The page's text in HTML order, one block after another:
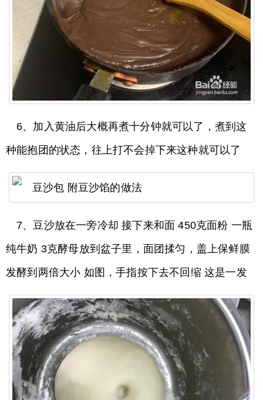
6、加入黄油后大概再煮十分钟就可以了，煮到这
种能抱团的状态，往上打不会掉下来这种就可以了
7、豆沙放在一旁冷却 接下来和面 450克面粉 一瓶
纯牛奶 3克酵母放到盆子里，面团揉匀，盖上保鲜膜
发酵到两倍大小 如图，手指按下去不回缩 这是一发